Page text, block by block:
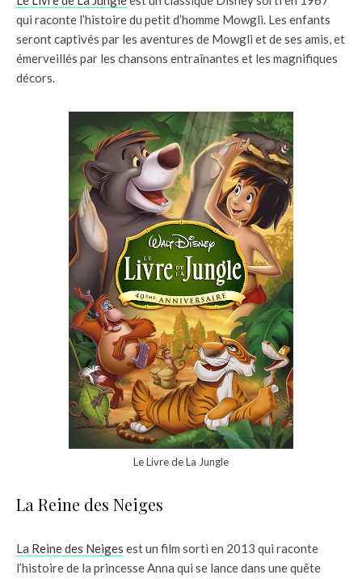
qui raconte l’histoire du petit d’homme Mowgli. Les enfants
seront captivés par les aventures de Mowgli et de ses amis, et
émerveillés par les chansons entraînantes et les magnifiques
décors.
Le Livre de La Jungle
La Reine des Neiges
La Reine des Neiges est un film sorti en 2013 qui raconte
l’histoire de la princesse Anna qui se lance dans une quête